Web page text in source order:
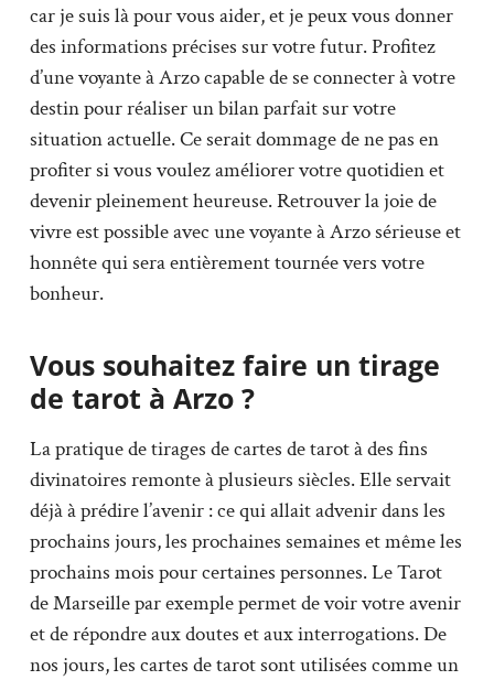
car je suis là pour vous aider, et je peux vous donner
des informations précises sur votre futur. Profitez
d’une voyante à Arzo capable de se connecter à votre
destin pour réaliser un bilan parfait sur votre
situation actuelle. Ce serait dommage de ne pas en
profiter si vous voulez améliorer votre quotidien et
devenir pleinement heureuse. Retrouver la joie de
vivre est possible avec une voyante à Arzo sérieuse et
honnête qui sera entièrement tournée vers votre
bonheur.
Vous souhaitez faire un tirage
de tarot à Arzo ?
La pratique de tirages de cartes de tarot à des fins
divinatoires remonte à plusieurs siècles. Elle servait
déjà à prédire l’avenir : ce qui allait advenir dans les
prochains jours, les prochaines semaines et même les
prochains mois pour certaines personnes. Le Tarot
de Marseille par exemple permet de voir votre avenir
et de répondre aux doutes et aux interrogations. De
nos jours, les cartes de tarot sont utilisées comme un